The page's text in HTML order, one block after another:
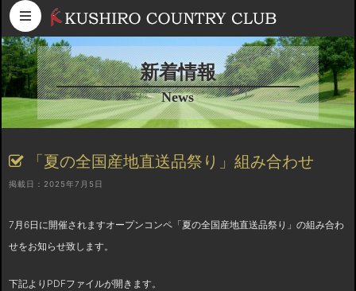
コンテンツへスキップ
新着情報
News
「夏の全国産地直送品祭り」組み合わせ
掲載日：2025年7月5日
7月6日に開催されますオープンコンペ「夏の全国産地直送品祭り」の組み合わ
せをお知らせ致します。
下記よりPDFファイルが開きます。